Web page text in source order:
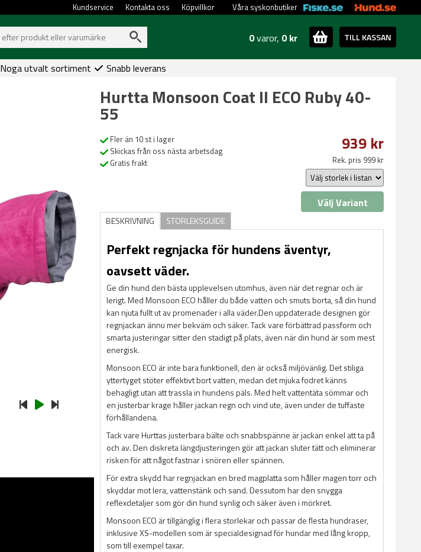
Våra syskonbutiker
Köpvillkor
Kontakta oss
Kundservice
0varor, 0 kr TILL KASSAN
Noga utvalt sortiment Snabb leverans
Hurtta Monsoon Coat II ECO Ruby 40-
55
Fler än 10 st i lager
Skickas från oss nästa arbetsdag
Gratis frakt
939 kr
Rek. pris 999 kr
Välj Variant
BESKRIVNING STORLEKSGUIDE
Perfekt regnjacka för hundens äventyr,
oavsett väder.
Ge din hund den bästa upplevelsen utomhus, även när det regnar och är
lerigt. Med Monsoon ECO håller du både vatten och smuts borta, så din hund
kan njuta fullt ut av promenader i alla väder.Den uppdaterade designen gör
regnjackan ännu mer bekväm och säker. Tack vare förbättrad passform och
smarta justeringar sitter den stadigt på plats, även när din hund är som mest
energisk.
Monsoon ECO är inte bara funktionell, den är också miljövänlig. Det stiliga
yttertyget stöter effektivt bort vatten, medan det mjuka fodret känns
behagligt utan att trassla in hundens päls. Med helt vattentäta sömmar och
en justerbar krage håller jackan regn och vind ute, även under de tuffaste
förhållandena.
Tack vare Hurttas justerbara bälte och snabbspänne är jackan enkel att ta på
och av. Den diskreta längdjusteringen gör att jackan sluter tätt och eliminerar
risken för att något fastnar i snören eller spännen.
För extra skydd har regnjackan en bred magplatta som håller magen torr och
skyddar mot lera, vattenstänk och sand. Dessutom har den snygga
reflexdetaljer som gör din hund synlig och säker även i mörkret.
Monsoon ECO är tillgänglig i flera storlekar och passar de flesta hundraser,
inklusive XS-modellen som är specialdesignad för hundar med lång kropp,
som till exempel taxar.